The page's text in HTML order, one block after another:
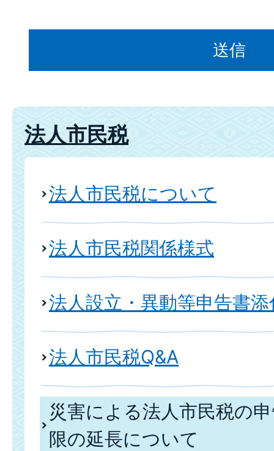
法人市民税
法人市民税について
法人市民税関係様式
法人設立・異動等申告書
法人市民税Q&A
災害による法人市民税の
限の延長について